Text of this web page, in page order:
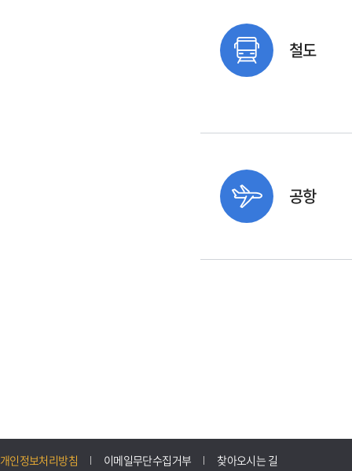
철도
공항
개인정보처리방침 이메일무단수집거부 찾아오시는 길